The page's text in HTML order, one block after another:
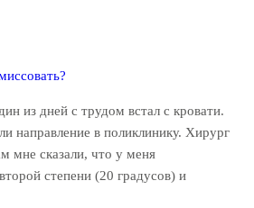
из дней с трудом встал с кровати.
направление в поликлинику. Хирург
мне сказали, что у меня
степени (20 градусов) и